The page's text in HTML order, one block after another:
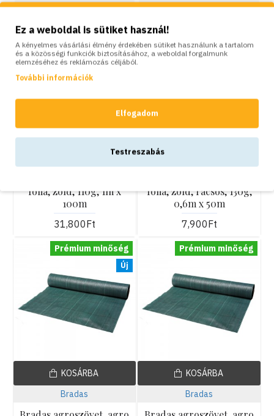
fólia, zöld, 110g, 1m x
100m
31,800Ft
KOSÁRBA
fólia, zöld, rácsos, 130g,
0,6m x 50m
7,900Ft
KOSÁRBA
Új
Prémium minőség
Bradas
KOSÁRBA
Prémium minőség
Bradas
KOSÁRBA
Ez a weboldal is sütiket használ!
A kényelmes vásárlási élmény érdekében sütiket használunk a tartalom
és a közösségi funkciók biztosításához, a weboldal forgalmunk
elemzéséhez és reklámozás céljából.
További információk
Elfogadom
Testreszabás